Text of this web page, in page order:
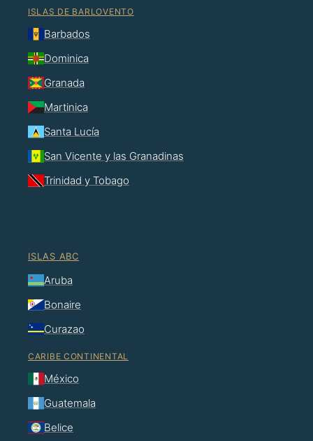
ISLAS DE BARLOVENTO
Barbados
Dominica
Granada
Martinica
Santa Lucía
San Vicente y las Granadinas
Trinidad y Tobago
ISLAS ABC
Aruba
Bonaire
Curazao
CARIBE CONTINENTAL
México
Guatemala
Belice